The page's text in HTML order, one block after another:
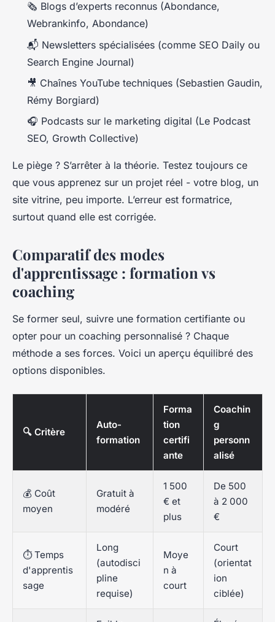
🗞️ Blogs d’experts reconnus (Abondance,
Webrankinfo, Abondance)
📬 Newsletters spécialisées (comme SEO Daily ou
Search Engine Journal)
🎥 Chaînes YouTube techniques (Sebastien Gaudin,
Rémy Borgiard)
🎧 Podcasts sur le marketing digital (Le Podcast
SEO, Growth Collective)
Le piège ? S’arrêter à la théorie. Testez toujours ce
que vous apprenez sur un projet réel - votre blog, un
site vitrine, peu importe. L’erreur est formatrice,
surtout quand elle est corrigée.
Comparatif des modes
d'apprentissage : formation vs
coaching
Se former seul, suivre une formation certifiante ou
opter pour un coaching personnalisé ? Chaque
méthode a ses forces. Voici un aperçu équilibré des
options disponibles.
🔍 Critère
Auto-
formation
Forma
tion
certifi
ante
Coachin
g
personn
alisé
💰 Coût
moyen
Gratuit à
modéré
1 500
€ et
plus
De 500
à 2 000
€
⏱️ Temps
d'apprentis
sage
Long
(autodisci
pline
requise)
Moye
n à
court
Court
(orientat
ion
ciblée)